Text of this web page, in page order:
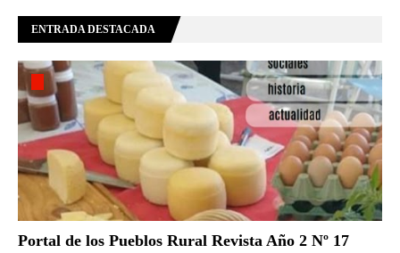
ENTRADA DESTACADA
Portal de los Pueblos Rural Revista Año 2 Nº 17